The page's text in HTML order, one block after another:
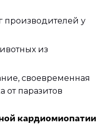
производителей у
из
своевременная
от паразитов
кардиомиопатии